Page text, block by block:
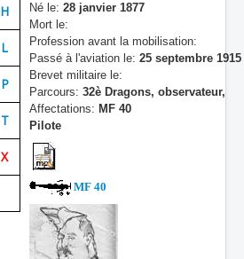
H
L
P
T
X
Né le: 28 janvier 1877
Mort le:
Profession avant la mobilisation:
Passé à l'aviation le: 25 septembre
Brevet militaire le:
Parcours: 32è Dragons, observateur,
Affectations: MF 40
Pilote
MF 40